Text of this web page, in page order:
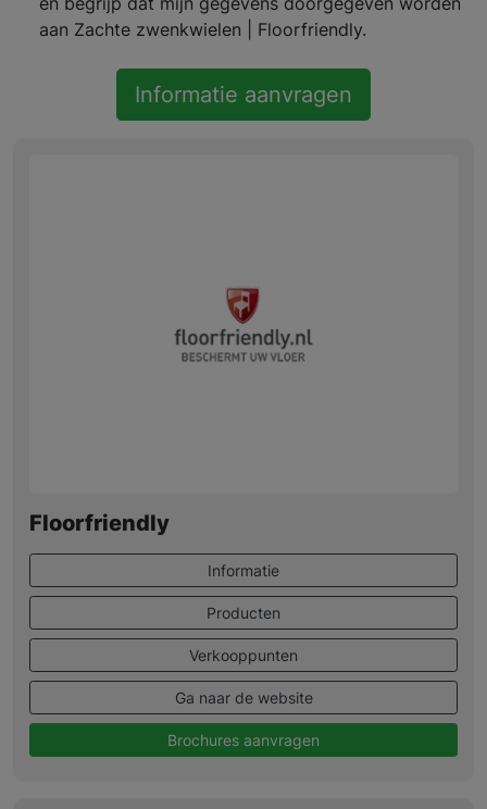
aan Zachte zwenkwielen | Floorfriendly.
Informatie aanvragen
Floorfriendly
Informatie
Producten
Verkooppunten
Ga naar de website
Brochures aanvragen